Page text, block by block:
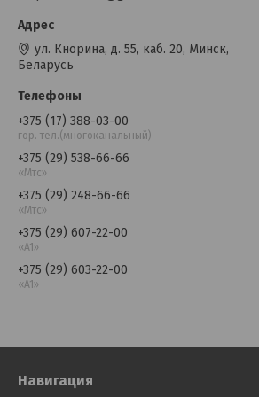
ул. Кнорина, д. 55, каб. 20, Минск,
Беларусь
+375 (17) 388-03-00
гор. тел.(многоканальный)
+375 (29) 538-66-66
«Мтс»
+375 (29) 248-66-66
«Мтс»
+375 (29) 607-22-00
«A1»
+375 (29) 603-22-00
«A1»
Навигация